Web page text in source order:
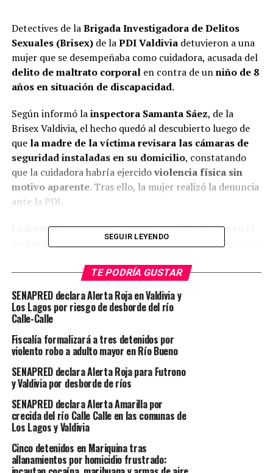
Detectives de laBrigada Investigadora de Delitos
Sexuales (Brisex)de laPDI Valdiviadetuvieron a una
mujer que se desempeñaba como cuidadora, acusada del
delito de maltrato corporalen contra de unniño de 8
años en situación de discapacidad.
Según informó lainspectora Samanta Sáez, de la
Brisex Valdivia, el hecho quedó al descubierto luego de
que la madre de la víctima revisara las cámaras de
seguridad instaladas en su domicilio, constatando
que la cuidadora habría ejercidoviolencia física sin
motivo aparente. Tras ello, la mujer realizó la denuncia
ante la PDI.
La detención se concretó en un inmueble ubicado en el
sector Los Alcaldes de la capital regional, quedando la
respectivo control de detención.
Post Views: 170
TAGS POLICIAL
SIGUIENTE
Sebastián “Lobo” Fontanilla se consagra como nuevo
campeón chileno Superwelter
NO TE PIERDAS
Daniela “Leona” Asenjo vuelve al ring esta noche en
Valdivia ante la boliviana Mariela Ribera
Redacción Radio Austral
SEGUIR LEYENDO
TE PODRÍA GUSTAR
SENAPRED declara Alerta Roja en Valdivia y
Los Lagos por riesgo de desborde del río
Calle-Calle
Fiscalía formalizará a tres detenidos por
violento robo a adulto mayor en Río Bueno
SENAPRED declara Alerta Roja para Futrono
y Valdivia por desborde de ríos
SENAPRED declara Alerta Amarilla por
crecida del río Calle Calle en las comunas de
Los Lagos y Valdivia
Cinco detenidos en Mariquina tras
allanamientos por homicidio frustrado: